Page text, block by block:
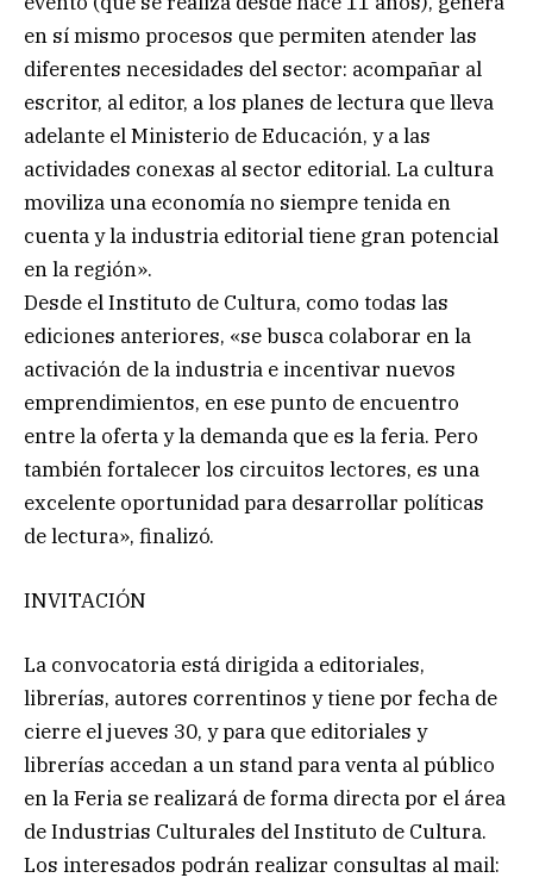
en sí mismo procesos que permiten atender las
diferentes necesidades del sector: acompañar al
escritor, al editor, a los planes de lectura que lleva
adelante el Ministerio de Educación, y a las
actividades conexas al sector editorial. La cultura
moviliza una economía no siempre tenida en
cuenta y la industria editorial tiene gran potencial
en la región».
Desde el Instituto de Cultura, como todas las
ediciones anteriores, «se busca colaborar en la
activación de la industria e incentivar nuevos
emprendimientos, en ese punto de encuentro
entre la oferta y la demanda que es la feria. Pero
también fortalecer los circuitos lectores, es una
excelente oportunidad para desarrollar políticas
de lectura», finalizó.
INVITACIÓN
La convocatoria está dirigida a editoriales,
librerías, autores correntinos y tiene por fecha de
cierre el jueves 30, y para que editoriales y
librerías accedan a un stand para venta al público
en la Feria se realizará de forma directa por el área
de Industrias Culturales del Instituto de Cultura.
Los interesados podrán realizar consultas al mail: